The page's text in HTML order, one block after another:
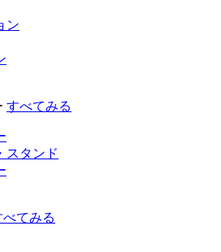
ン
すべてみる
スタンド
べてみる